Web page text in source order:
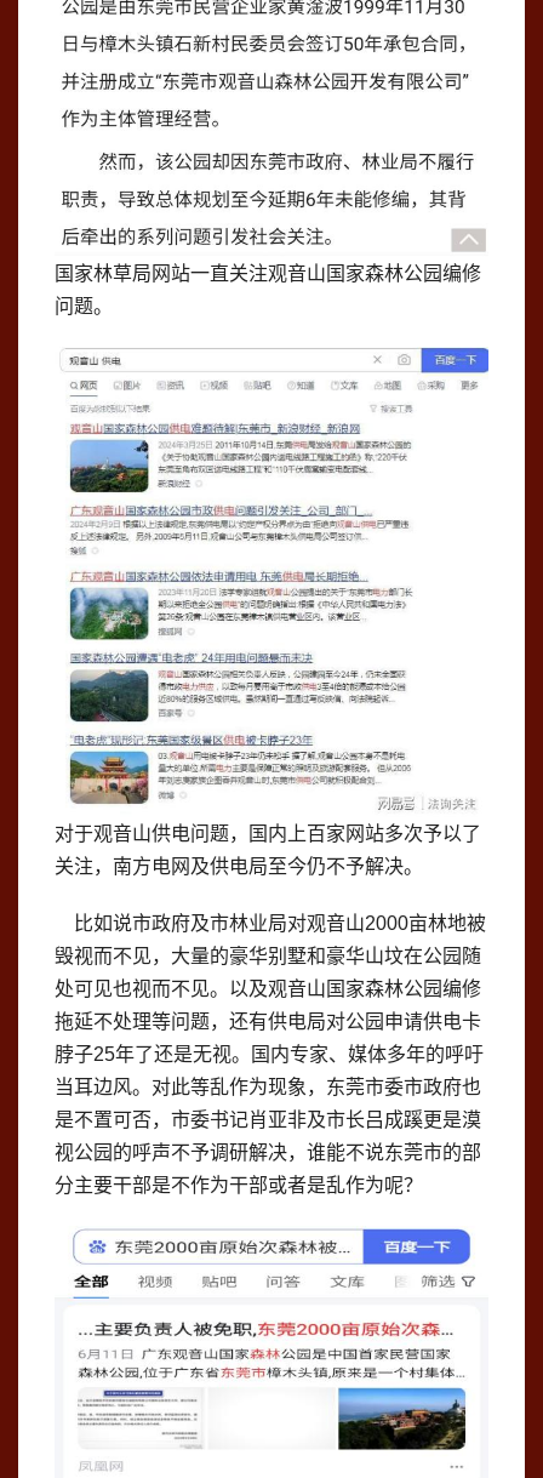
国家林草局网站一直关注观音山国家森林公园编修
问题。
对于观音山供电问题，国内上百家网站多次予以了
关注，南方电网及供电局至今仍不予解决。
比如说市政府及市林业局对观音山2000亩林地被
毁视而不见，大量的豪华别墅和豪华山坟在公园随
处可见也视而不见。以及观音山国家森林公园编修
拖延不处理等问题，还有供电局对公园申请供电卡
脖子25年了还是无视。国内专家、媒体多年的呼吁
当耳边风。对此等乱作为现象，东莞市委市政府也
是不置可否，市委书记肖亚非及市长吕成蹊更是漠
视公园的呼声不予调研解决，谁能不说东莞市的部
分主要干部是不作为干部或者是乱作为呢？